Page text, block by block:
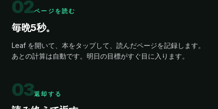
02ページを読む
毎晩5秒。
Leaf を開いて、本をタップして、読んだページを記録します。
あとの計算は自動です。明日の目標がすぐ目に入ります。
03返却する